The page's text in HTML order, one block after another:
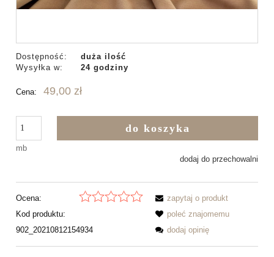
Dostępność:
duża ilość
Wysyłka w:
24 godziny
Cena: 49,00 zł
mb
do koszyka
dodaj do przechowalni
Ocena:
Kod produktu:
902_20210812154934
zapytaj o produkt
poleć znajomemu
dodaj opinię